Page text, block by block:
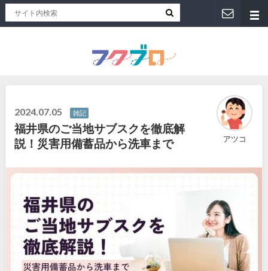
2024.07.05 雑記
福井県のご当地サブスクを徹底解
説！災害用備蓄品から洗車まで
アツコ